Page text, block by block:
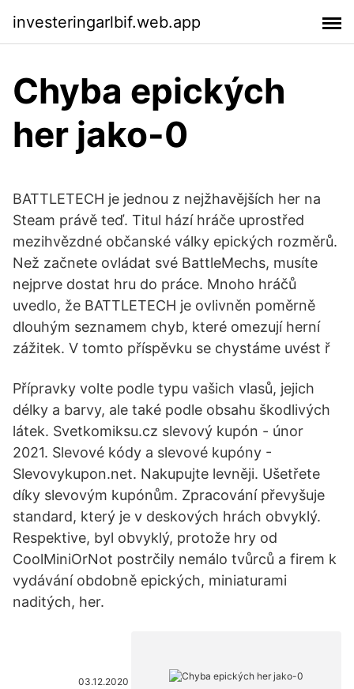
investeringarlbif.web.app
Chyba epických
her jako-0
BATTLETECH je jednou z nejžhavějších her na
Steam právě teď. Titul hází hráče uprostřed
mezihvězdné občanské války epických rozměrů.
Než začnete ovládat své BattleMechs, musíte
nejprve dostat hru do práce. Mnoho hráčů
uvedlo, že BATTLETECH je ovlivněn poměrně
dlouhým seznamem chyb, které omezují herní
zážitek. V tomto příspěvku se chystáme uvést ř
Přípravky volte podle typu vašich vlasů, jejich
délky a barvy, ale také podle obsahu škodlivých
látek. Svetkomiksu.cz slevový kupón - únor
2021. Slevové kódy a slevové kupóny -
Slevovykupon.net. Nakupujte levněji. Ušetřete
díky slevovým kupónům. Zpracování převyšuje
standard, který je v deskových hrách obvyklý.
Respektive, byl obvyklý, protože hry od
CoolMiniOrNot postrčily nemálo tvůrců a firem k
vydávání obdobně epických, miniaturami
naditých, her.
03.12.2020